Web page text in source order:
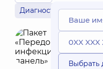
Диагностика
Выбрать